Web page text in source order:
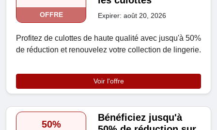
OFFRE Expirer: août 20, 2026
Profitez de culottes de haute qualité avec jusqu'à 50%
de réduction et renouvelez votre collection de lingerie.
Voir l'offre
50%
Bénéficiez jusqu'à